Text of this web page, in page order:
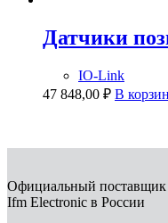
Датчики
IO-Link
47 848,00 ₽ В
Официальный поставщик
Ifm Electronic в России